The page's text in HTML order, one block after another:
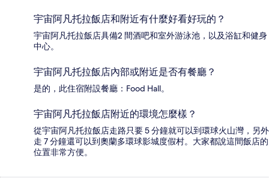
宇宙阿凡托拉飯店和附近有什麼好看好玩的？
宇宙阿凡托拉飯店具備2 間酒吧和室外游泳池，以及浴缸和健身
中心。
宇宙阿凡托拉飯店內部或附近是否有餐廳？
是的，此住宿附設餐廳：Food Hall。
宇宙阿凡托拉飯店附近的環境怎麼樣？
從宇宙阿凡托拉飯店走路只要 5 分鐘就可以到環球火山灣，另外
走 7 分鐘還可以到奧蘭多環球影城度假村。大家都說這間飯店的
位置非常方便。